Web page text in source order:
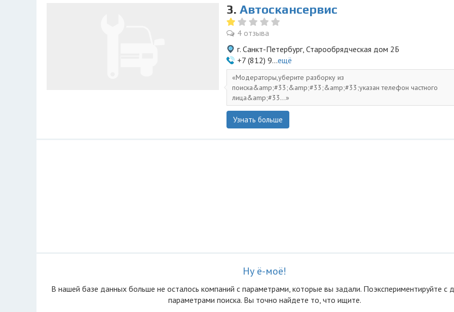
3. Автоскансервис
4 отзыва
г. Санкт-Петербург, Старообрядческая дом 2Б
+7 (812) 9...ещё
Модераторы,уберите разборку из
поиска&amp;#33;&amp;#33;&amp;#33;указан телефон частного
лица&amp;#33...
Узнать больше
Ну ё-моё!
В нашей базе данных больше не осталоcь компаний с параметрами, которые вы задали. Поэкспериментируйте с
параметрами поиска. Вы точно найдете то, что ищите.